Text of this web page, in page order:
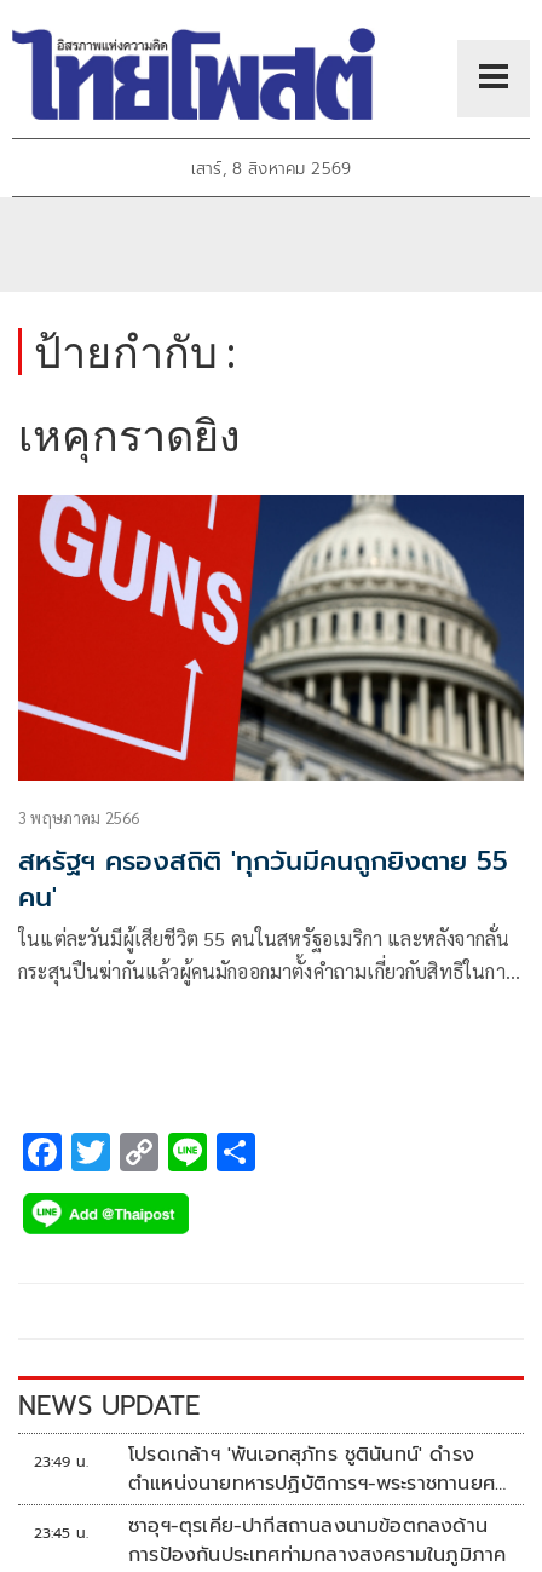
เสาร์, 8 สิงหาคม 2569
ป้ายกำกับ :
เหคุกราดยิง
3 พฤษภาคม 2566
สหรัฐฯ ครองสถิติ 'ทุกวันมีคนถูกยิงตาย 55
คน'
ในแต่ละวันมีผู้เสียชีวิต 55 คนในสหรัฐอเมริกา และหลังจากลั่น
กระสุนปืนฆ่ากันแล้วผู้คนมักออกมาตั้งคำถามเกี่ยวกับสิทธิในการ
F
ac
e
k
T
wi
tt
C
o
p
k
Li
NEWS UPDATE
23:49 น.
โปรดเกล้าฯ 'พันเอกสุภัทร ชูตินันทน์' ดำรง
ตำแหน่งนายทหารปฏิบัติการฯ-พระราชทานยศ
'พลตรี'
23:45 น.
ซาอุฯ-ตุรเคีย-ปากีสถานลงนามข้อตกลงด้าน
การป้องกันประเทศท่ามกลางสงครามในภูมิภาค